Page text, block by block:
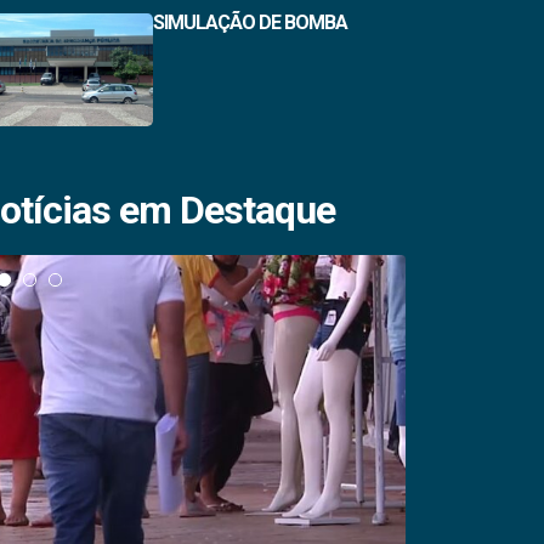
SIMULAÇÃO DE BOMBA
em Destaque